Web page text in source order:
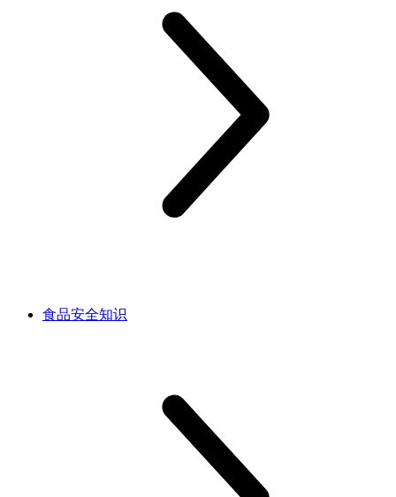
食品安全知识